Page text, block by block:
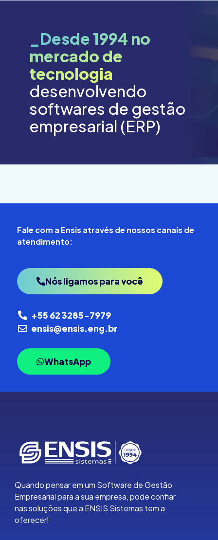
_Desde 1994 no
mercado de
tecnologia
desenvolvendo
softwares de gestão
empresarial (ERP)
Fale com a Ensis através de nossos canais de
atendimento:
Nós ligamos para você
+55 62 3285-7979
ensis@ensis.eng.br
WhatsApp
Quando pensar em um Software de Gestão
Empresarial para a sua empresa, pode confiar
nas soluções que a ENSIS Sistemas tem a
oferecer!